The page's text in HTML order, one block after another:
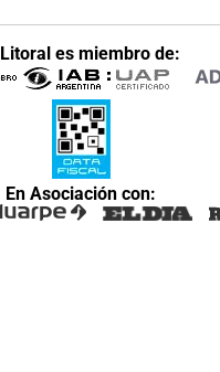
es miembro de:
En Asociación con: